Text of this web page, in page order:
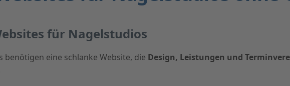
für Nagelstudios
benötigen eine schlanke Website, die Design, Leistungen und